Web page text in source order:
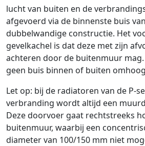
lucht van buiten en de
afgevoerd via de binnenste buis
dubbelwandige constructie. Het
gevelkachel is dat deze met zijn
achteren door de buitenmuur
geen buis binnen of buiten
Let op: bij de radiatoren van de P-
verbranding wordt altijd een
Deze doorvoer gaat rechtstreeks
buitenmuur, waarbij een
diameter van 100/150 mm niet